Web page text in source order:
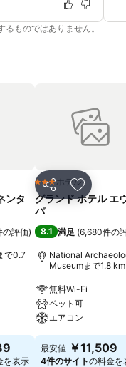
ものではありません。
りに追加
ンタ
の評価)
で0.7
を表示
シェア お気に入
3 ホテルのランク
ホテル
グランド ホテル エ
パ
8.1 満足 (6,680件の
National
Museumまで1.8 km
無料Wi-Fi
ペット可
エアコン
最安値 ￥11,509
4件のサイトの料金を